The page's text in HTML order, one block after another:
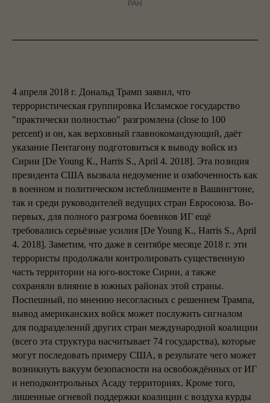
РАН
4 апреля 2018 г. Дональд Трамп заявил, что
террористическая группировка Исламское государство
"практически полностью" разгромлена (close to 100
percent) и он, как верховный главнокомандующий, даёт
указание Пентагону подготовиться к выводу войск из
Сирии [De Young К., Harris S., April 4. 2018]. Эта позиция
президента США вызвала недоумение и озабоченность как
в военном и политическом истеблишменте в Вашингтоне,
так и среди руководителей ведущих стран Евросоюза. Во-
первых, для полного разгрома боевиков ИГ ещё
требовались серьёзные усилия [De Young К., Harris S., April
4. 2018]. Заметим, что даже в сентябре месяце 2018 г. эти
террористы продолжали контролировать существенную
часть территории на юго-востоке Сирии, а также
сохраняли влияние в южных районах этой страны.
Поспешный, по мнению несогласных с решением Трампа,
вывод американских войск может послужить сигналом
для подразделений других стран международной коалиции
(всего эта структура насчитывает 74 государства), которые
могут последовать примеру США, в результате чего может
возникнуть вакуум безопасности на освобождённых от ИГ
и неподконтрольных Асаду территориях. Кроме того,
лишенные огневой поддержки коалиции с воздуха курды